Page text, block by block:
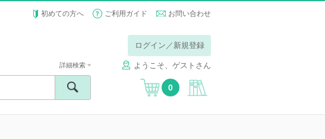
初めての方へ ご利用ガイド お問い合わせ
ログイン／新規登録
ようこそ、ゲストさん
詳細検索
0